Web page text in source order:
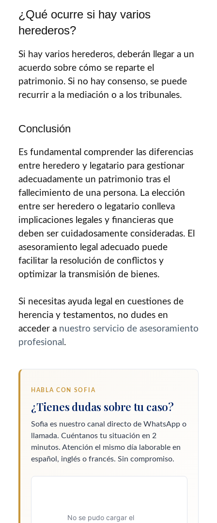
¿Qué ocurre si hay varios
herederos?
Si hay varios herederos, deberán llegar a un
acuerdo sobre cómo se reparte el
patrimonio. Si no hay consenso, se puede
recurrir a la mediación o a los tribunales.
Conclusión
Es fundamental comprender las diferencias
entre heredero y legatario para gestionar
adecuadamente un patrimonio tras el
fallecimiento de una persona. La elección
entre ser heredero o legatario conlleva
implicaciones legales y financieras que
deben ser cuidadosamente consideradas. El
asesoramiento legal adecuado puede
facilitar la resolución de conflictos y
optimizar la transmisión de bienes.
Si necesitas ayuda legal en cuestiones de
herencia y testamentos, no dudes en
acceder a nuestro servicio de asesoramiento
profesional .
HABLA CON SOFIA
¿Tienes dudas sobre tu caso?
Sofia es nuestro canal directo de WhatsApp o
llamada. Cuéntanos tu situación en 2
minutos. Atención el mismo día laborable en
español, inglés o francés. Sin compromiso.
No se pudo cargar el